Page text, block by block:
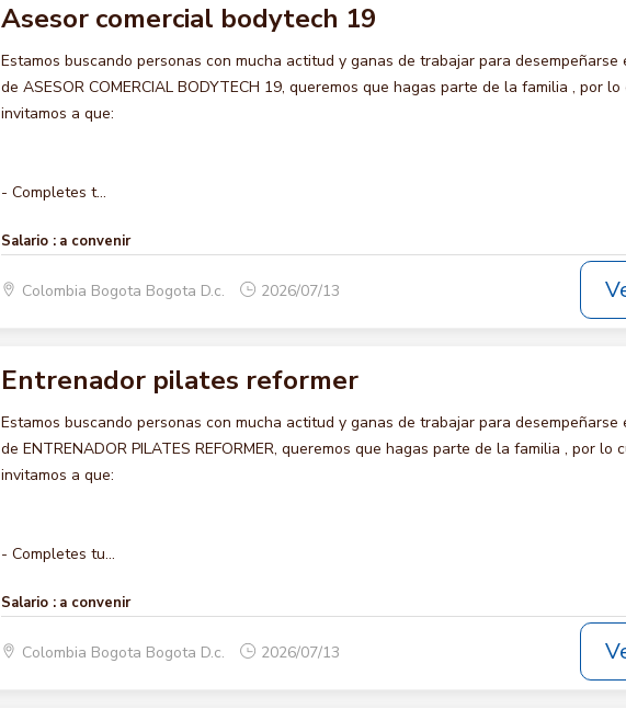
Asesor comercial bodytech 19
Estamos buscando personas con mucha actitud y ganas de trabajar para desempeñarse
de ASESOR COMERCIAL BODYTECH 19, queremos que hagas parte de la familia , por
invitamos a que:
- Completes t...
Salario : a convenir
Colombia Bogota Bogota D.c. 2026/07/13
Entrenador pilates reformer
Estamos buscando personas con mucha actitud y ganas de trabajar para desempeñarse
de ENTRENADOR PILATES REFORMER, queremos que hagas parte de la familia , por lo
invitamos a que:
- Completes tu...
Salario : a convenir
Colombia Bogota Bogota D.c. 2026/07/13